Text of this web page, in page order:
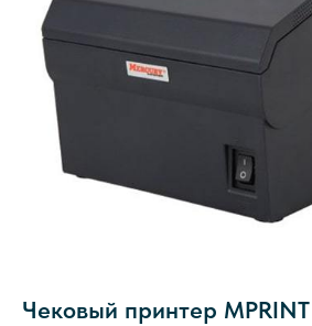
Чековый принтер